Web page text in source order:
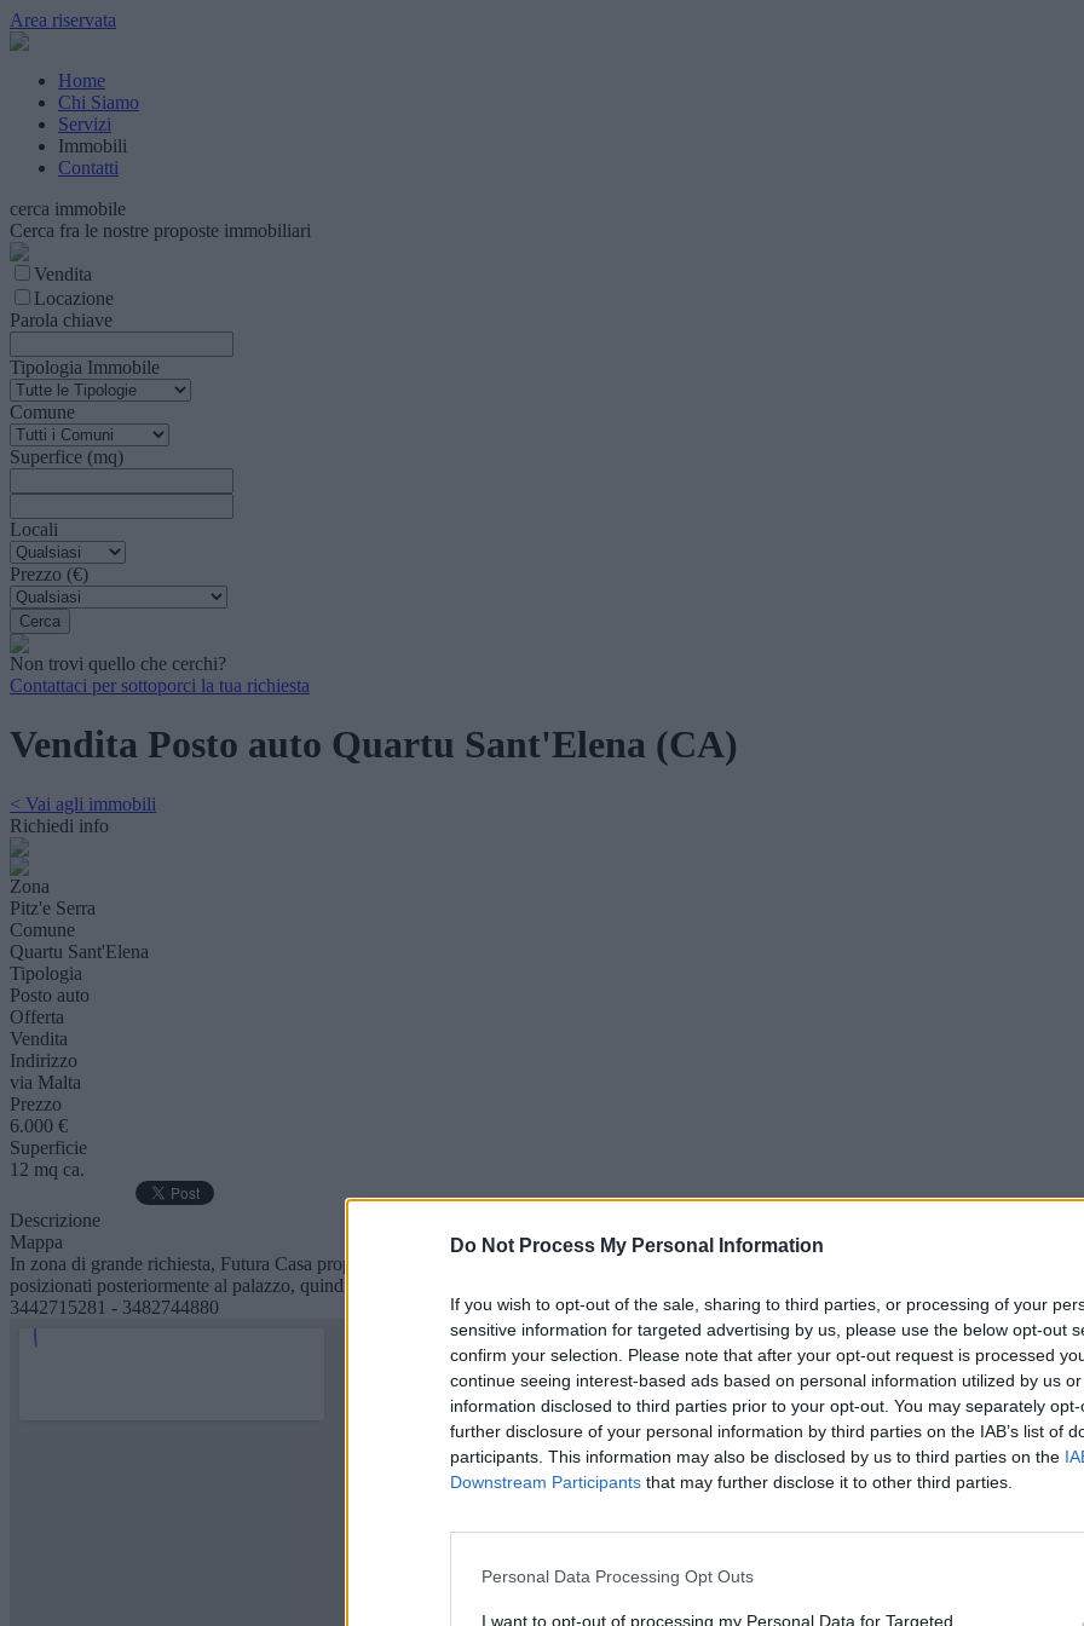
Do Not Process My Personal Information
If you wish to opt-out of the sale, sharing to third parties, or processing of your
sensitive information for targeted advertising by us, please use the below opt-out
confirm your selection. Please note that after your opt-out request is processed
continue seeing interest-based ads based on personal information utilized by us
information disclosed to third parties prior to your opt-out. You may separately
further disclosure of your personal information by third parties on the IAB’s list of
participants. This information may also be disclosed by us to third parties on the
Downstream Participants that may further disclose it to other third parties.
Personal Data Processing Opt Outs
I want to opt-out of processing my Personal Data for Targeted
Area riservata
Home
Chi Siamo
Servizi
Immobili
Contatti
cerca immobile
Cerca fra le nostre proposte immobiliari
Vendita
Locazione
Parola chiave
Tipologia Immobile
Comune
Superfice (mq)
Locali
Prezzo (€)
Non trovi quello che cerchi?
Contattaci per sottoporci la tua richiesta
Vendita Posto auto Quartu Sant'Elena (CA)
< Vai agli immobili
Richiedi info
Zona
Pitz'e Serra
Comune
Quartu Sant'Elena
Tipologia
Posto auto
Offerta
Vendita
Indirizzo
via Malta
Prezzo
6.000 €
Superficie
12 mq ca.
Descrizione
Mappa
In zona di grande richiesta, Futura Casa propone in vendita un posto auto scoperto in via Malta a Quartu Sant'Elena. Il posto auto ha
posizionati posteriormente al palazzo, quindi riservati. Disponibile da subito. Ottimo affare, anche per investimento.
3442715281 - 3482744880